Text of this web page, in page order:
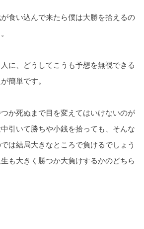
食い込んで来たら僕は大勝を拾えるの
に、どうしてこうも予想を無視できる
簡単です。
か死ぬまで目を変えてはいけないのが
引いて勝ちや小銭を拾っても、そんな
は結局大きなところで負けるでしょう
も大きく勝つか大負けするかのどちら